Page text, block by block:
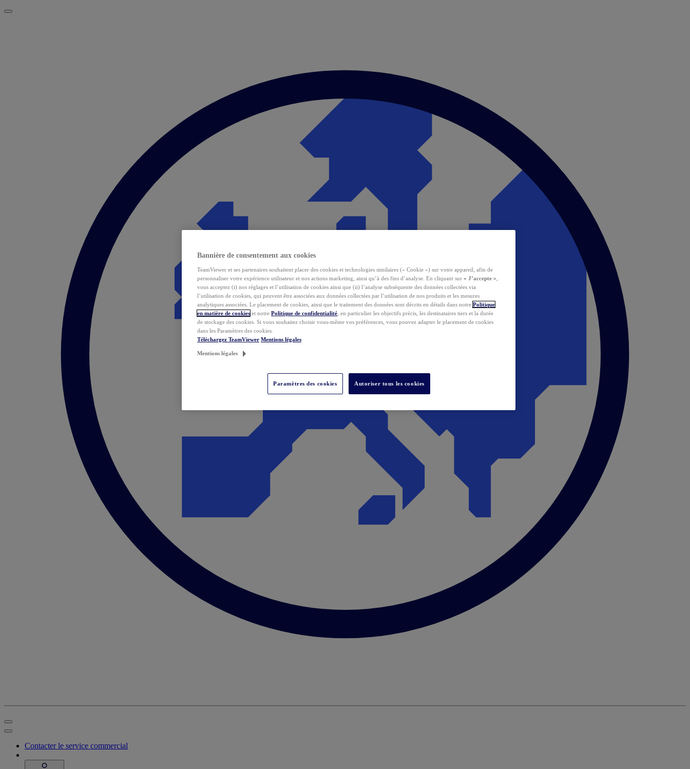
Contacter le service commercial
Bannière de consentement aux cookies
TeamViewer et ses partenaires souhaitent placer des cookies et technologies similaires (« Cookie ») sur votre appareil, afin de
personnaliser votre expérience utilisateur et nos actions marketing, ainsi qu’à des fins d’analyse. En cliquant sur « J’accepte »
vous acceptez (i) nos réglages et l’utilisation de cookies ainsi que (ii) l’analyse subséquente des données collectées via
l’utilisation de cookies, qui peuvent être associées aux données collectées par l’utilisation de nos produits et les mesures
analytiques associées. Le placement de cookies, ainsi que le traitement des données sont décrits en détails dans notre Politique
en matière de cookies et notre Politique de confidentialité , en particulier les objectifs précis, les destinataires tiers et la durée
de stockage des cookies. Si vous souhaitez choisir vous-même vos préférences, vous pouvez adapter le placement de cookies
dans les Paramètres des cookies.
Téléchargez TeamViewer Mentions légales
Mentions légales
Paramètres des cookies Autoriser tous les cookies